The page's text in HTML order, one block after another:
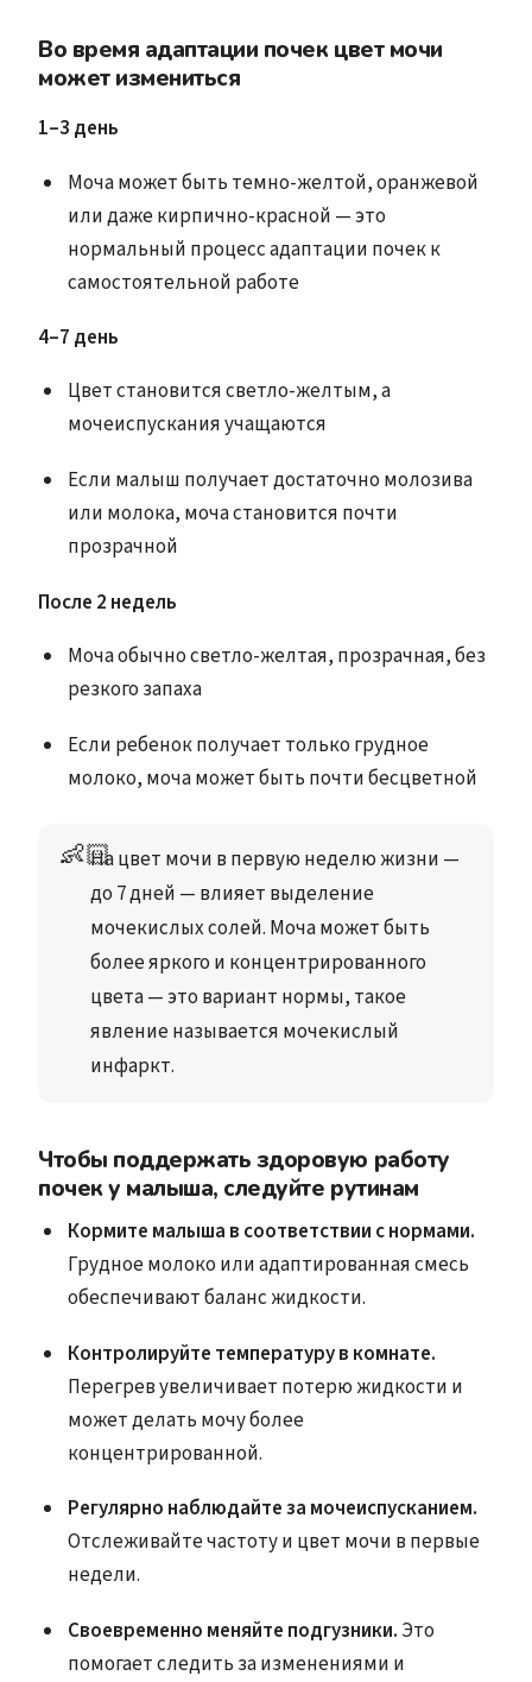
Во время адаптации почек цвет мочи
может измениться
1–3 день
Моча может быть темно-желтой, оранжевой
или даже кирпично-красной — это
нормальный процесс адаптации почек к
самостоятельной работе
4–7 день
Цвет становится светло-желтым, а
мочеиспускания учащаются
Если малыш получает достаточно молозива
или молока, моча становится почти
прозрачной
После 2 недель
Моча обычно светло-желтая, прозрачная, без
резкого запаха
Если ребенок получает только грудное
молоко, моча может быть почти бесцветной
👶🏻На цвет мочи в первую неделю жизни —
до 7 дней — влияет выделение
мочекислых солей. Моча может быть
более яркого и концентрированного
цвета — это вариант нормы, такое
явление называется мочекислый
инфаркт.
Чтобы поддержать здоровую работу
почек у малыша, следуйте рутинам
Кормите малыша в соответствии с нормами.
Грудное молоко или адаптированная смесь
обеспечивают баланс жидкости.
Контролируйте температуру в комнате.
Перегрев увеличивает потерю жидкости и
может делать мочу более
концентрированной.
Регулярно наблюдайте за мочеиспусканием.
Отслеживайте частоту и цвет мочи в первые
недели.
Своевременно меняйте подгузники. Это
помогает следить за изменениями и